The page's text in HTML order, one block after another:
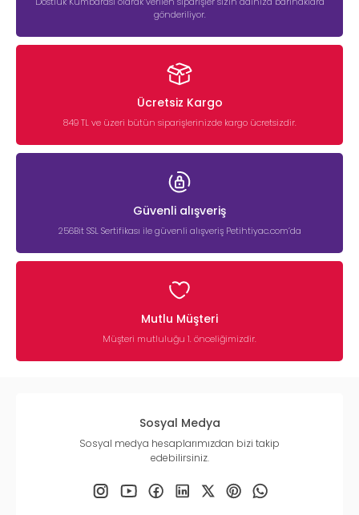
gönderiliyor.
Ücretsiz Kargo
849 TL ve üzeri bütün siparişlerinizde kargo ücretsizdir.
Güvenli alışveriş
256Bit SSL Sertifikası ile güvenli alışveriş Petihtiyac.com’da
Mutlu Müşteri
Müşteri mutluluğu 1. önceliğimizdir.
Sosyal Medya
Sosyal medya hesaplarımızdan bizi takip
edebilirsiniz.